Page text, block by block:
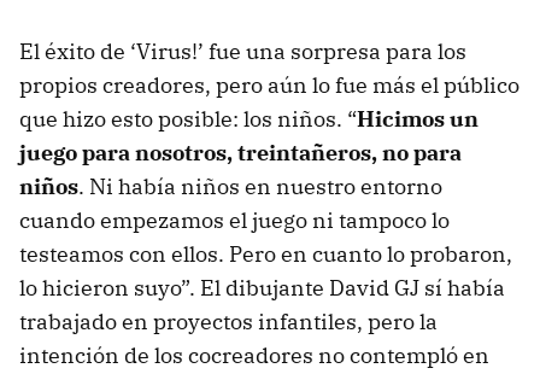
El éxito de ‘Virus!’ fue una sorpresa para los
propios creadores, pero aún lo fue más el público
que hizo esto posible: los niños. “Hicimos un
juego para nosotros, treintañeros, no para
niños. Ni había niños en nuestro entorno
cuando empezamos el juego ni tampoco lo
testeamos con ellos. Pero en cuanto lo probaron,
lo hicieron suyo”. El dibujante David GJ sí había
trabajado en proyectos infantiles, pero la
intención de los cocreadores no contempló en